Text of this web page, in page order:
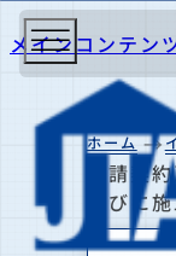
メインコンテン
ホーム
下請契
並びに